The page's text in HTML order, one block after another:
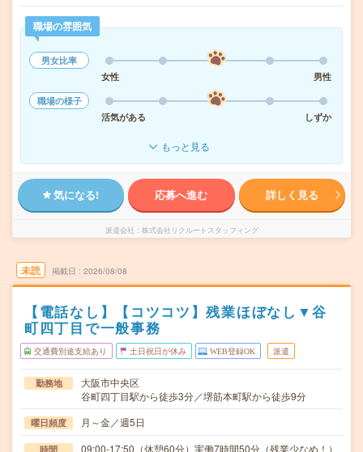
職場の雰囲気
男女比率
女性
男性
職場の様子
活気がある
しずか
もっと見る
気になる! 応募へ進む 詳しく見る
派遣会社 株式会社リクルートスタッフィング
未読 掲載日 2026/08/08
【電話なし】【コツコツ】残業ほぼなし▼谷
町四丁目で一般事務
交通費別途支給あり 土日祝日が休み WEB登録OK 派遣
勤務地
大阪市中央区
谷町四丁目駅から徒歩3分／堺筋本町駅から徒歩9分
曜日頻度 月～金／週5日
時間 09:00-17:50（休憩60分）実働7時間50分（残業少なめ！）